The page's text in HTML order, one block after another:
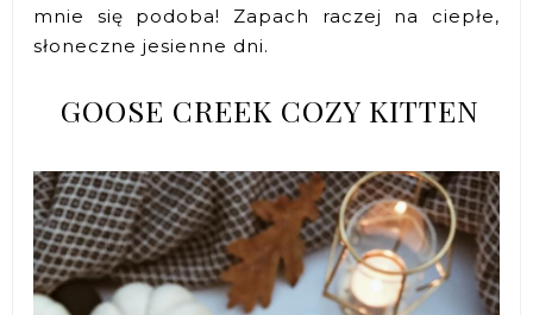
mnie się podoba! Zapach raczej na ciepłe,
słoneczne jesienne dni.
GOOSE CREEK COZY KITTEN